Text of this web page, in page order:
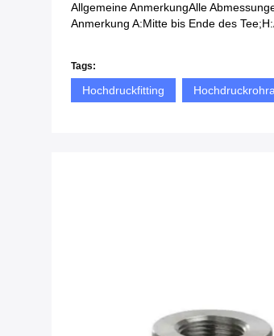
Allgemeine AnmerkungAlle
Anmerkung A:Mitte bis Ende des Tee;H:
Tags:
Hochdruckfitting